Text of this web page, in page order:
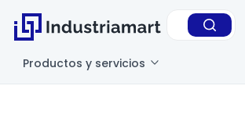
Productos y servicios